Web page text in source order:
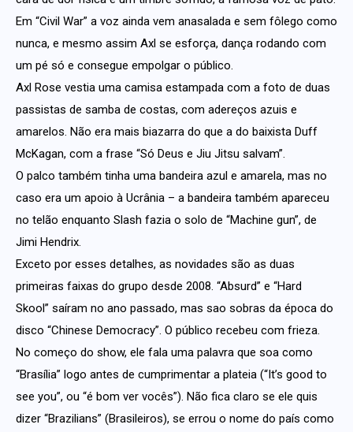
Em “Civil War” a voz ainda vem anasalada e sem fôlego como
nunca, e mesmo assim Axl se esforça, dança rodando com
um pé só e consegue empolgar o público.
Axl Rose vestia uma camisa estampada com a foto de duas
passistas de samba de costas, com adereços azuis e
amarelos. Não era mais biazarra do que a do baixista Duff
McKagan, com a frase “Só Deus e Jiu Jitsu salvam”.
O palco também tinha uma bandeira azul e amarela, mas no
caso era um apoio à Ucrânia – a bandeira também apareceu
no telão enquanto Slash fazia o solo de “Machine gun”, de
Jimi Hendrix.
Exceto por esses detalhes, as novidades são as duas
primeiras faixas do grupo desde 2008. “Absurd” e “Hard
Skool” saíram no ano passado, mas sao sobras da época do
disco “Chinese Democracy”. O público recebeu com frieza.
No começo do show, ele fala uma palavra que soa como
“Brasília” logo antes de cumprimentar a plateia (“It’s good to
see you”, ou “é bom ver vocês”). Não fica claro se ele quis
dizer “Brazilians” (Brasileiros), se errou o nome do país como